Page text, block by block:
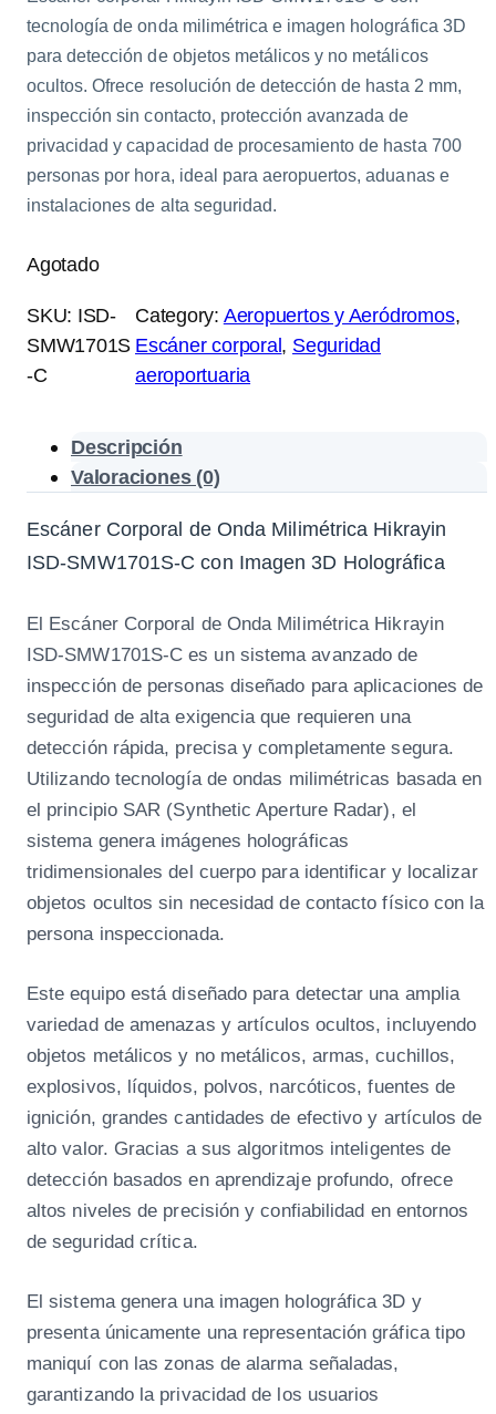
tecnología de onda milimétrica e imagen holográfica 3D
para detección de objetos metálicos y no metálicos
ocultos. Ofrece resolución de detección de hasta 2 mm,
inspección sin contacto, protección avanzada de
privacidad y capacidad de procesamiento de hasta 700
personas por hora, ideal para aeropuertos, aduanas e
instalaciones de alta seguridad.
Agotado
SKU: ISD-
SMW1701S
-C
Category: Aeropuertos y Aeródromos
Escáner corporal, Seguridad
aeroportuaria
Descripción
Valoraciones (0)
Escáner Corporal de Onda Milimétrica Hikrayin
ISD-SMW1701S-C con Imagen 3D Holográfica
El Escáner Corporal de Onda Milimétrica Hikrayin
ISD-SMW1701S-C es un sistema avanzado de
inspección de personas diseñado para aplicaciones de
seguridad de alta exigencia que requieren una
detección rápida, precisa y completamente segura.
Utilizando tecnología de ondas milimétricas basada en
el principio SAR (Synthetic Aperture Radar), el
sistema genera imágenes holográficas
tridimensionales del cuerpo para identificar y localizar
objetos ocultos sin necesidad de contacto físico con la
persona inspeccionada.
Este equipo está diseñado para detectar una amplia
variedad de amenazas y artículos ocultos, incluyendo
objetos metálicos y no metálicos, armas, cuchillos,
explosivos, líquidos, polvos, narcóticos, fuentes de
ignición, grandes cantidades de efectivo y artículos de
alto valor. Gracias a sus algoritmos inteligentes de
detección basados en aprendizaje profundo, ofrece
altos niveles de precisión y confiabilidad en entornos
de seguridad crítica.
El sistema genera una imagen holográfica 3D y
presenta únicamente una representación gráfica tipo
maniquí con las zonas de alarma señaladas,
garantizando la privacidad de los usuarios